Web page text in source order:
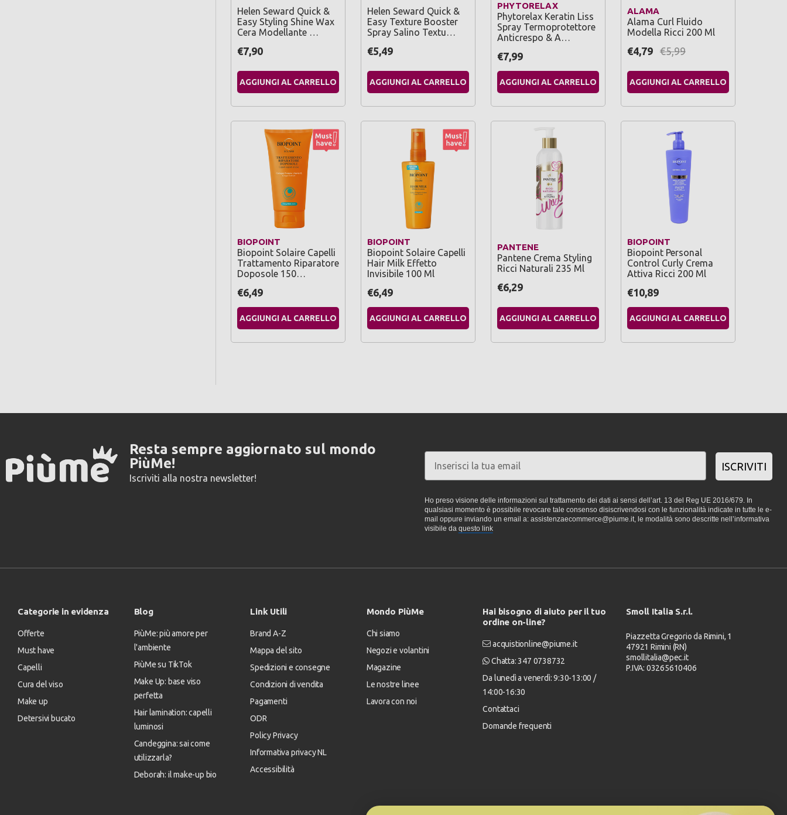
Helen Seward Quick &
Easy Styling Shine Wax
Cera Modellante …
€7,90
AGGIUNGI AL CARRELLO
Helen Seward Quick &
Easy Texture Booster
Spray Salino Textu…
€5,49
AGGIUNGI AL CARRELLO
PHYTORELAX
Phytorelax Keratin Liss
Spray Termoprotettore
Anticrespo & A…
€7,99
AGGIUNGI AL CARRELLO
ALAMA
Alama Curl Fluido
Modella Ricci 200 Ml
€4,79 €5,99
AGGIUNGI AL CARRELLO
BIOPOINT
Biopoint Solaire Capelli
Trattamento Riparatore
Doposole 150…
€6,49
AGGIUNGI AL CARRELLO
BIOPOINT
Biopoint Solaire Capelli
Hair Milk Effetto
Invisibile 100 Ml
€6,49
AGGIUNGI AL CARRELLO
PANTENE
Pantene Crema Styling
Ricci Naturali 235 Ml
€6,29
AGGIUNGI AL CARRELLO
BIOPOINT
Biopoint Personal
Control Curly Crema
Attiva Ricci 200 Ml
€10,89
AGGIUNGI AL CARRELLO
Resta sempre aggiornato sul mondo
PiùMe!
Iscriviti alla nostra newsletter!
ISCRIVITI
Ho preso visione delle informazioni sul trattamento dei dati ai sensi dell’art. 13 del Reg UE 2016/679. In
qualsiasi momento è possibile revocare tale consenso disiscrivendosi con le funzionalità indicate in tutte le e-
mail oppure inviando un email a: assistenzaecommerce@piume.it, le modalità sono descritte nell’informativa
visibile da questo link
Categorie in evidenza
Offerte
Must have
Capelli
Cura del viso
Make up
Detersivi bucato
Blog
PiùMe: più amore per
l'ambiente
PiùMe su TikTok
Make Up: base viso
perfetta
Hair lamination: capelli
luminosi
Candeggina: sai come
utilizzarla?
Deborah: il make-up bio
Link Utili
Brand A-Z
Mappa del sito
Spedizioni e consegne
Condizioni di vendita
Pagamenti
ODR
Policy Privacy
Informativa privacy NL
Accessibilità
Mondo PiùMe
Chi siamo
Negozi e volantini
Magazine
Le nostre linee
Lavora con noi
Hai bisogno di aiuto per il tuo
ordine on-line?
acquistionline@piume.it
Chatta: 347 0738732
Da lunedì a venerdì: 9:30-13:00 /
14:00-16:30
Contattaci
Domande frequenti
Smoll Italia S.r.l.
Piazzetta Gregorio da Rimini, 1
47921 Rimini (RN)
smollitalia@pec.it
P.IVA: 03265610406